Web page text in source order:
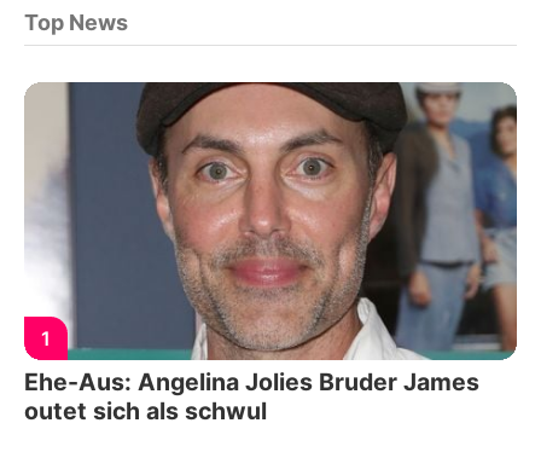
Top News
1
Ehe-Aus: Angelina Jolies Bruder James
outet sich als schwul